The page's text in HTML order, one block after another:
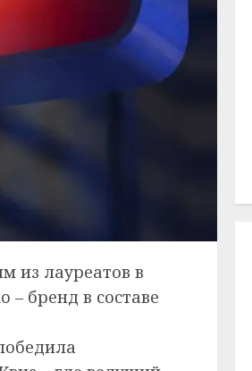
из лауреатов в
– бренд в составе